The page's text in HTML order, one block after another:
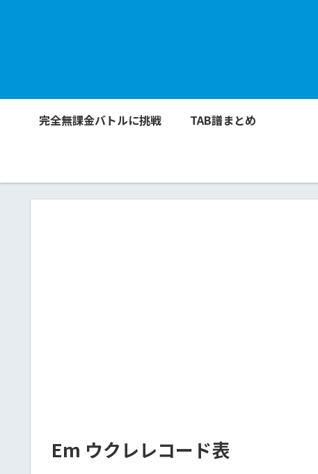
完全無課金バトルに挑戦 TAB譜まとめ
Em ウクレレコード表